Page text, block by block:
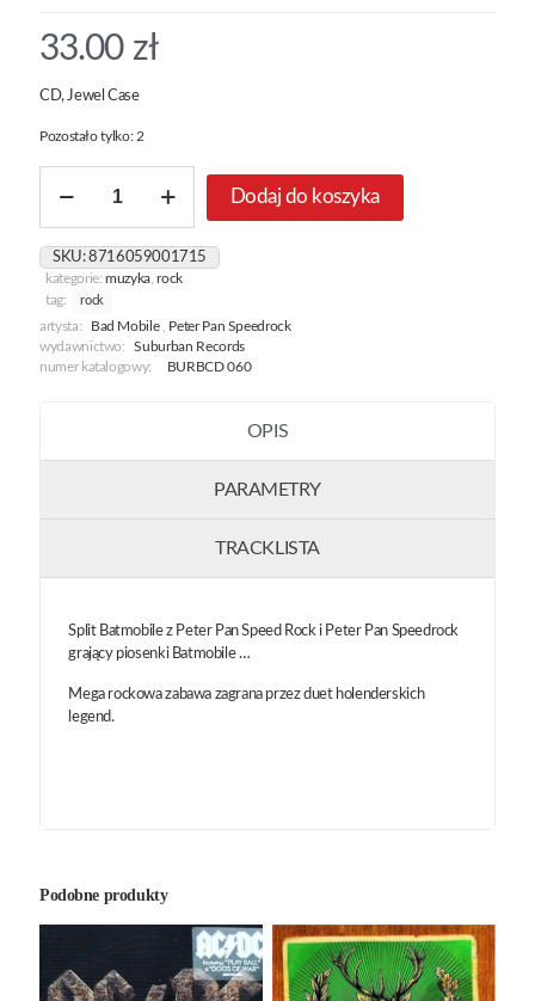
33.00 zł
CD, Jewel Case
Pozostało tylko: 2
Cross
Dodaj do koszyka
SKU:8716059001715
kategorie:muzyka,rock
tag:
rock
artysta: Bad Mobile, Peter Pan Speedrock
wydawnictwo:
Suburban Records
numer katalogowy:
BURBCD 060
OPIS
PARAMETRY
TRACKLISTA
Split Batmobile z Peter Pan Speed ​​Rock i Peter Pan Speedrock
grający piosenki Batmobile …
Mega rockowa zabawa zagrana przez duet holenderskich
legend.
Podobne produkty